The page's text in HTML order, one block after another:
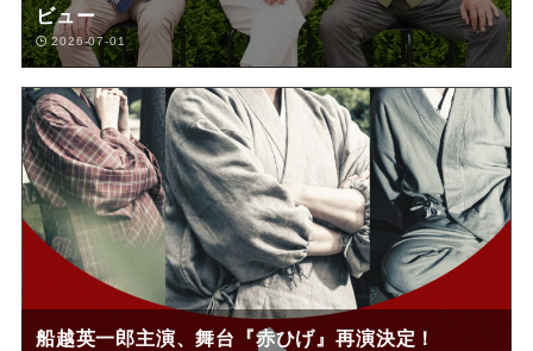
ビュー
2026-07-01
船越英一郎主演、舞台『赤ひげ』再演決定！